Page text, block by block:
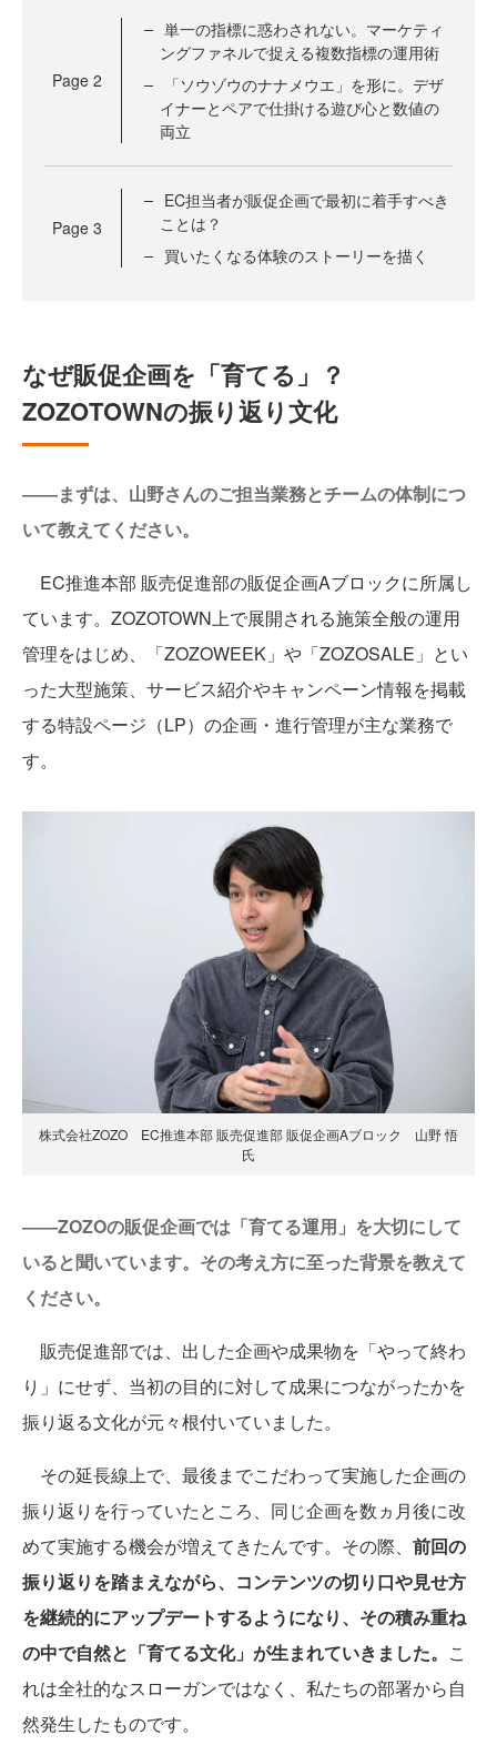
Page 2
単一の指標に惑わされない。マーケティ
ングファネルで捉える複数指標の運用術
「ソウゾウのナナメウエ」を形に。デザ
イナーとペアで仕掛ける遊び心と数値の
両立
Page 3
EC担当者が販促企画で最初に着手すべき
ことは？
買いたくなる体験のストーリーを描く
なぜ販促企画を「育てる」？
ZOZOTOWNの振り返り文化
――まずは、山野さんのご担当業務とチームの体制につ
いて教えてください。
EC推進本部 販売促進部の販促企画Aブロックに所属し
ています。ZOZOTOWN上で展開される施策全般の運用
管理をはじめ、「ZOZOWEEK」や「ZOZOSALE」とい
った大型施策、サービス紹介やキャンペーン情報を掲載
する特設ページ（LP）の企画・進行管理が主な業務で
す。
株式会社ZOZO EC推進本部 販売促進部 販促企画Aブロック 山野 悟
氏
――ZOZOの販促企画では「育てる運用」を大切にして
いると聞いています。その考え方に至った背景を教えて
ください。
販売促進部では、出した企画や成果物を「やって終わ
り」にせず、当初の目的に対して成果につながったかを
振り返る文化が元々根付いていました。
その延長線上で、最後までこだわって実施した企画の
振り返りを行っていたところ、同じ企画を数ヵ月後に改
めて実施する機会が増えてきたんです。その際、 前回の
振り返りを踏まえながら、コンテンツの切り口や見せ方
を継続的にアップデートするようになり、その積み重ね
の中で自然と「育てる文化」が生まれていきました。 こ
れは全社的なスローガンではなく、私たちの部署から自
然発生したものです。